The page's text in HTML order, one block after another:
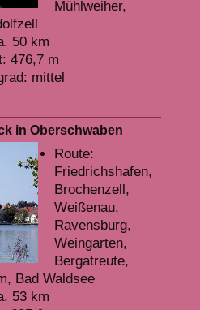
Mühlweiher,
50 km
476,7 m
mittel
in Oberschwaben
Route:
Friedrichshafen,
Brochenzell,
Weißenau,
Ravensburg,
Weingarten,
Bergatreute,
Bad Waldsee
53 km